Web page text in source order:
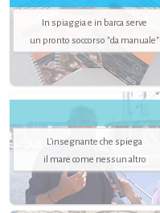
In spiaggia e in barca serve
un pronto soccorso "da manuale"
L'insegnante che spiega
il mare come nessun altro